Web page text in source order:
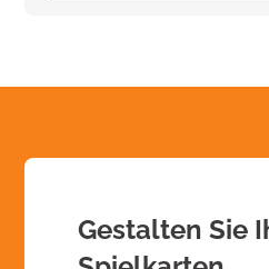
Gestalten Sie